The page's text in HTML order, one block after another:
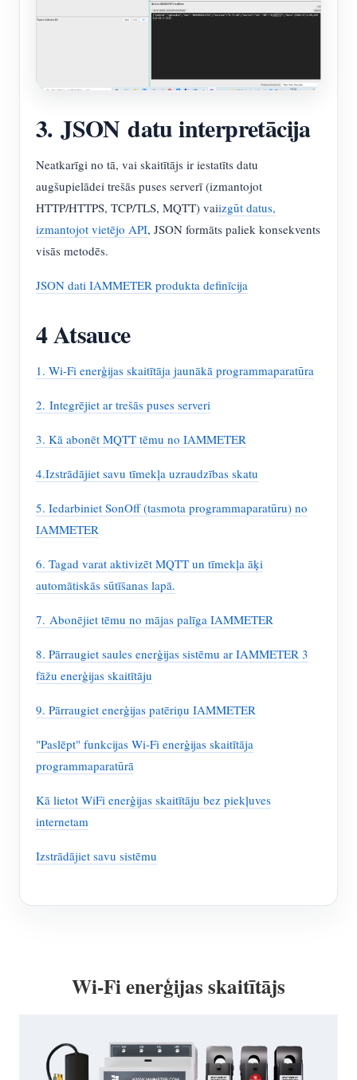
3. JSON datu interpretācija
Neatkarīgi no tā, vai skaitītājs ir iestatīts datu
augšupielādei trešās puses serverī (izmantojot
HTTP/HTTPS, TCP/TLS, MQTT) vaiizgūt datus,
izmantojot vietējo API, JSON formāts paliek konsekvents
visās metodēs.
JSON dati IAMMETER produkta definīcija
4 Atsauce
1. Wi-Fi enerģijas skaitītāja jaunākā programmaparatūra
2. Integrējiet ar trešās puses serveri
3. Kā abonēt MQTT tēmu no IAMMETER
4.Izstrādājiet savu tīmekļa uzraudzības skatu
5. Iedarbiniet SonOff (tasmota programmaparatūru) no
IAMMETER
6. Tagad varat aktivizēt MQTT un tīmekļa āķi
automātiskās sūtīšanas lapā.
7. Abonējiet tēmu no mājas palīga IAMMETER
8. Pārraugiet saules enerģijas sistēmu ar IAMMETER 3
fāžu enerģijas skaitītāju
9. Pārraugiet enerģijas patēriņu IAMMETER
"Paslēpt" funkcijas Wi-Fi enerģijas skaitītāja
programmaparatūrā
Kā lietot WiFi enerģijas skaitītāju bez piekļuves
internetam
Izstrādājiet savu sistēmu
Wi-Fi enerģijas skaitītājs